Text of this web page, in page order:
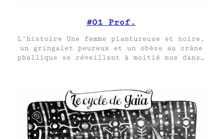
#01 Prof.
L’histoire Une femme plantureuse et noire,
un gringalet peureux et un obèse au crâne
phallique se réveillent à moitié nus dans…